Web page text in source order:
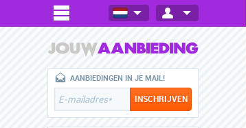
AANBIEDINGEN IN JE MAIL!